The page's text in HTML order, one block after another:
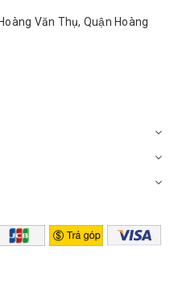
kết hợp màn hình LCD có
nấu cháo, hấp, hâm nóng,
đến 12 tiếng vô cùng tiện lợi.
Văn Thụ, Quận Hoàng